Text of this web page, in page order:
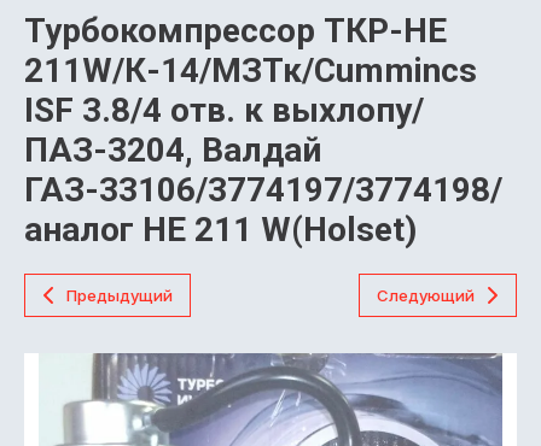
Турбокомпрессор ТКР-HE
211W/К-14/МЗТк/Cummincs
ISF 3.8/4 отв. к выхлопу/
ПАЗ-3204, Валдай
ГАЗ-33106/3774197/3774198/
аналог HE 211 W(Holset)
Предыдущий Следующий